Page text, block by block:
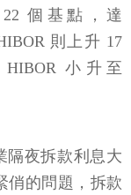
個基點，達
則上升 17
小升至
隔夜拆款利息大
俏的問題，拆款